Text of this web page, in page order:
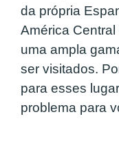
da própria
América
uma ampla
ser visitados.
para esses
problema para